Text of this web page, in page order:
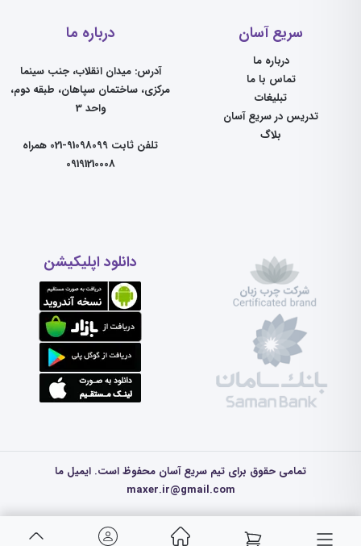
سریع آسان
درباره ما
تماس با ما
تبلیغات
تدریس در سریع آسان
بلاگ
درباره ما
آدرس: میدان انقلاب، جنب سینما
مرکزی، ساختمان سپاهان، طبقه دوم،
واحد 3
تلفن ثابت 91098099-021 همراه
09191210008
دانلود اپلیکیشن
تمامی حقوق برای تیم سریع آسان محفوظ است. ایمیل ما
maxer.ir@gmail.com